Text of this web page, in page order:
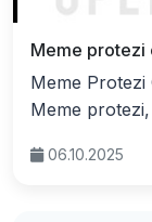
Meme protezi
Meme Protezi
Meme
06.10.2025